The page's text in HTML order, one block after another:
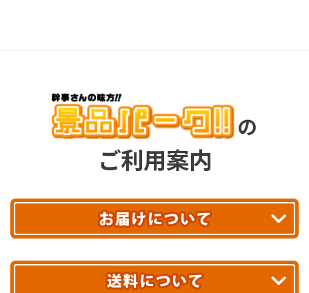
の
ご利用案内
最短翌日お届け!